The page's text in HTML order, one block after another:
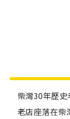
柴灣30年歷史
老店座落在柴